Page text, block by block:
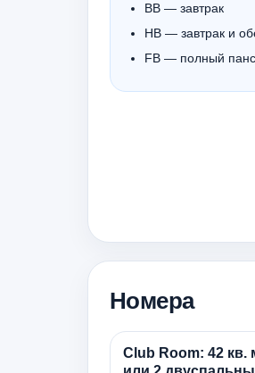
ВВ — завтрак
HB — завтрак и
FB — полный
Номера
Club Room: 42 кв.